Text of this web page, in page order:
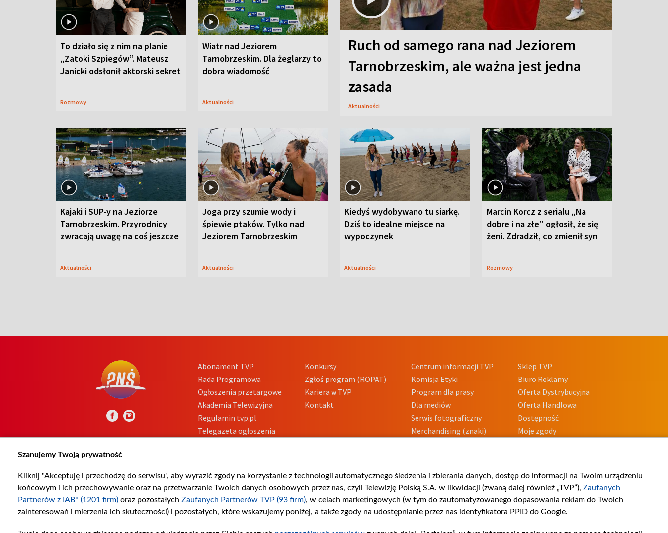
To działo się z nim na planie
„Zatoki Szpiegów”. Mateusz
Janicki odsłonił aktorski sekret
Rozmowy
Wiatr nad Jeziorem
Tarnobrzeskim. Dla żeglarzy to
dobra wiadomość
Aktualności
Ruch od samego rana nad Jeziorem
Tarnobrzeskim, ale ważna jest jedna
zasada
Aktualności
Kajaki i SUP-y na Jeziorze
Tarnobrzeskim. Przyrodnicy
zwracają uwagę na coś jeszcze
Aktualności
Joga przy szumie wody i
śpiewie ptaków. Tylko nad
Jeziorem Tarnobrzeskim
Aktualności
Kiedyś wydobywano tu siarkę.
Dziś to idealne miejsce na
wypoczynek
Aktualności
Marcin Korcz z serialu „Na
dobre i na złe” ogłosił, że się
żeni. Zdradził, co zmienił syn
Rozmowy
Abonament TVP
Rada Programowa
Ogłoszenia przetargowe
Akademia Telewizyjna
Regulamin tvp.pl
Telegazeta ogłoszenia
Konkursy
Zgłoś program (ROPAT)
Kariera w TVP
Kontakt
Centrum informacji TVP
Komisja Etyki
Program dla prasy
Dla mediów
Serwis fotograficzny
Merchandising (znaki)
Sklep TVP
Biuro Reklamy
Oferta Dystrybucyjna
Oferta Handlowa
Dostępność
Moje zgody
Szanujemy Twoją prywatność
Kliknij "Akceptuję i przechodzę do serwisu", aby wyrazić zgody na korzystanie z technologii automatycznego śledzenia i zbierania danych, dostęp do informacji na Twoim urządzeniu
końcowym i ich przechowywanie oraz na przetwarzanie Twoich danych osobowych przez nas, czyli Telewizję Polską S.A. w likwidacji (zwaną dalej również „TVP”), Zaufanych
Partnerów z IAB* (1201 firm) oraz pozostałych Zaufanych Partnerów TVP (93 firm), w celach marketingowych (w tym do zautomatyzowanego dopasowania reklam do Twoich
zainteresowań i mierzenia ich skuteczności) i pozostałych, które wskazujemy poniżej, a także zgody na udostępnianie przez nas identyfikatora PPID do Google.